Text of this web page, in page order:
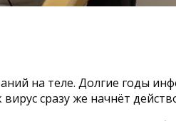
на теле. Долгие годы
сразу же начнёт